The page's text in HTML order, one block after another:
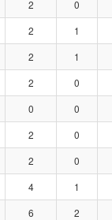
2 0
2 1
2 1
2 0
0 0
2 0
2 0
4 1
6 2